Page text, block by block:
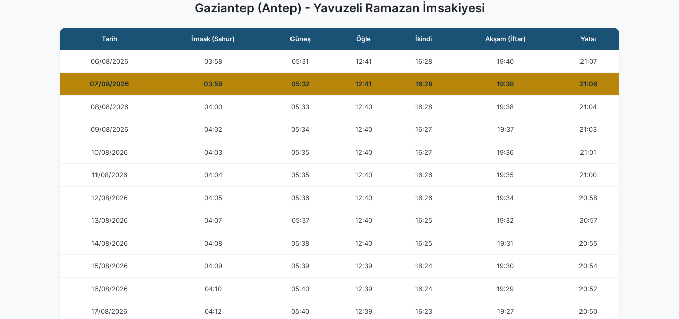
Gaziantep (Antep) - Yavuzeli Ramazan İmsakiyesi
Tarih İmsak (Sahur) Güneş Öğle İkindi Akşam (İftar) Yatsı
06/08/2026 03:58 05:31 12:41 16:28 19:40 21:07
07/08/2026 03:59 05:32 12:41 16:28 19:39 21:06
08/08/2026 04:00 05:33 12:40 16:28 19:38 21:04
09/08/2026 04:02 05:34 12:40 16:27 19:37 21:03
10/08/2026 04:03 05:35 12:40 16:27 19:36 21:01
11/08/2026 04:04 05:35 12:40 16:26 19:35 21:00
12/08/2026 04:05 05:36 12:40 16:26 19:34 20:58
13/08/2026 04:07 05:37 12:40 16:25 19:32 20:57
14/08/2026 04:08 05:38 12:40 16:25 19:31 20:55
15/08/2026 04:09 05:39 12:39 16:24 19:30 20:54
16/08/2026 04:10 05:40 12:39 16:24 19:29 20:52
17/08/2026 04:12 05:40 12:39 16:23 19:27 20:50